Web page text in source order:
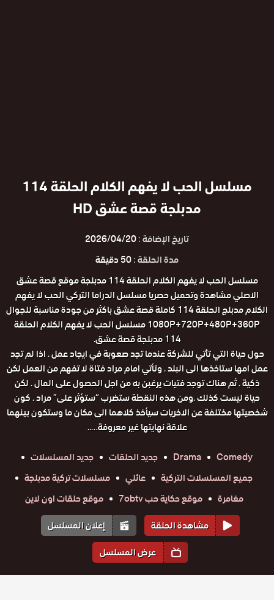
مسلسل الحب لا يفهم الكلام الحلقة 114
مدبلجة قصة عشق HD
تاريخ الإضافة :2026/04/20
مدة الحلقة :50 دقيقة
مسلسل الحب لا يفهم الكلام الحلقة 114 مدبلجة موقع قصة عشق
الاصلي مشاهدة وتحميل حصريا مسلسل الدراما التركي الحب لا يفهم
الكلام مدبلج الحلقة 114 كاملة قصة عشق باكثر من جودة مناسبة للجوال
1080P+720P+480P+360P مسلسل الحب لا يفهم الكلام الحلقة
114 مدبلجة قصة عشق.
حول حياة التي تأتي للشركة عندما تجد صعوبة في ايجاد عمل . اذا لم تجد
عمل امها ستاخذها الى البلد . وتأتي امام مراد فتاة لا تفهم من العمل لكن
ذكية . ثم هناك توجد فتيات يرغبن به من اجل الحصول على المال . لكن
حياة ليست كذلك .ومن هذه النقطة ستضرب “ستؤثر على” مراد . كون
شخصيتها مختلفة عن الاخريات سيأخذ كلاهما الى مكان ما وستكون بينهما
علاقة نهايتها غير معروفة…..
Comedy
Drama جديد الحلقات
جديد المسلسلات
جميع المسلسلات التركية
عائلي
مسلسلات تركية مدبلجة
مغامرة
موقع حكاية حب 7obtv
موقع حلقات اون لاين
مشاهدة الحلقة
إعلان المسلسل
عرض المسلسل